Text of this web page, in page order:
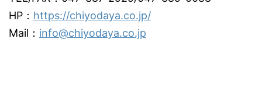
HP： https://chiyodaya.co.jp/
Mail： info@chiyodaya.co.jp